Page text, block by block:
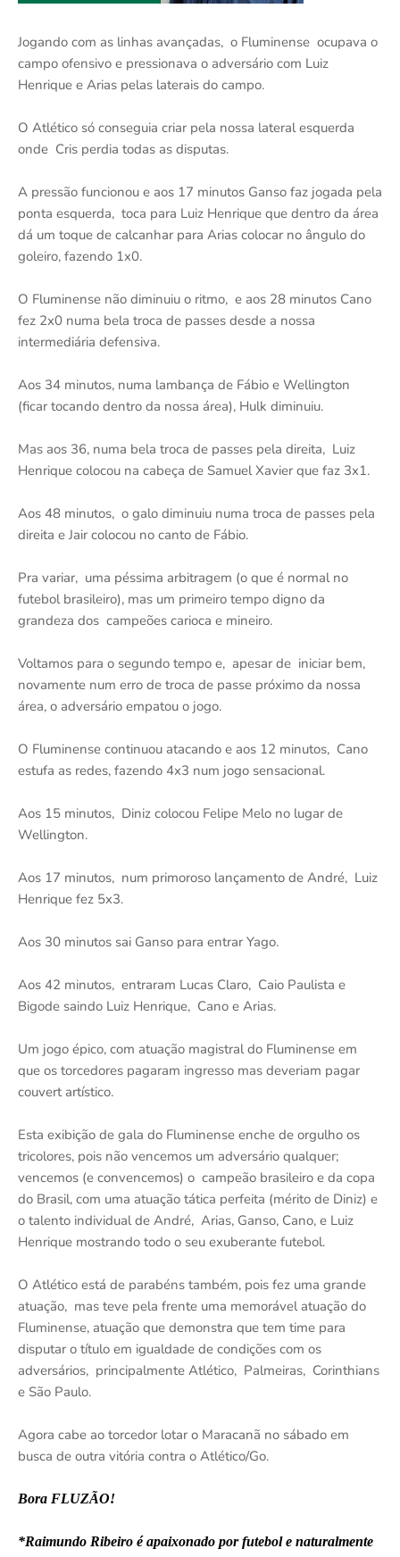
Jogando com as linhas avançadas, o Fluminense ocupava o
campo ofensivo e pressionava o adversário com Luiz
Henrique e Arias pelas laterais do campo.
O Atlético só conseguia criar pela nossa lateral esquerda
onde Cris perdia todas as disputas.
A pressão funcionou e aos 17 minutos Ganso faz jogada pela
ponta esquerda, toca para Luiz Henrique que dentro da área
dá um toque de calcanhar para Arias colocar no ângulo do
goleiro, fazendo 1x0.
O Fluminense não diminuiu o ritmo, e aos 28 minutos Cano
fez 2x0 numa bela troca de passes desde a nossa
intermediária defensiva.
Aos 34 minutos, numa lambança de Fábio e Wellington
(ficar tocando dentro da nossa área), Hulk diminuiu.
Mas aos 36, numa bela troca de passes pela direita, Luiz
Henrique colocou na cabeça de Samuel Xavier que faz 3x1.
Aos 48 minutos, o galo diminuiu numa troca de passes pela
direita e Jair colocou no canto de Fábio.
Pra variar, uma péssima arbitragem (o que é normal no
futebol brasileiro), mas um primeiro tempo digno da
grandeza dos campeões carioca e mineiro.
Voltamos para o segundo tempo e, apesar de iniciar bem,
novamente num erro de troca de passe próximo da nossa
área, o adversário empatou o jogo.
O Fluminense continuou atacando e aos 12 minutos, Cano
estufa as redes, fazendo 4x3 num jogo sensacional.
Aos 15 minutos, Diniz colocou Felipe Melo no lugar de
Wellington.
Aos 17 minutos, num primoroso lançamento de André, Luiz
Henrique fez 5x3.
Aos 30 minutos sai Ganso para entrar Yago.
Aos 42 minutos, entraram Lucas Claro, Caio Paulista e
Bigode saindo Luiz Henrique, Cano e Arias.
Um jogo épico, com atuação magistral do Fluminense em
que os torcedores pagaram ingresso mas deveriam pagar
couvert artístico.
Esta exibição de gala do Fluminense enche de orgulho os
tricolores, pois não vencemos um adversário qualquer;
vencemos (e convencemos) o campeão brasileiro e da copa
do Brasil, com uma atuação tática perfeita (mérito de Diniz) e
o talento individual de André, Arias, Ganso, Cano, e Luiz
Henrique mostrando todo o seu exuberante futebol.
O Atlético está de parabéns também, pois fez uma grande
atuação, mas teve pela frente uma memorável atuação do
Fluminense, atuação que demonstra que tem time para
disputar o título em igualdade de condições com os
adversários, principalmente Atlético, Palmeiras, Corinthians
e São Paulo.
Agora cabe ao torcedor lotar o Maracanã no sábado em
busca de outra vitória contra o Atlético/Go.
Bora FLUZÃO!
*Raimundo Ribeiro é apaixonado por futebol e naturalmente